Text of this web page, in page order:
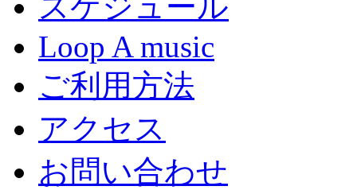
スケジュール
Loop A music
ご利用方法
アクセス
お問い合わせ